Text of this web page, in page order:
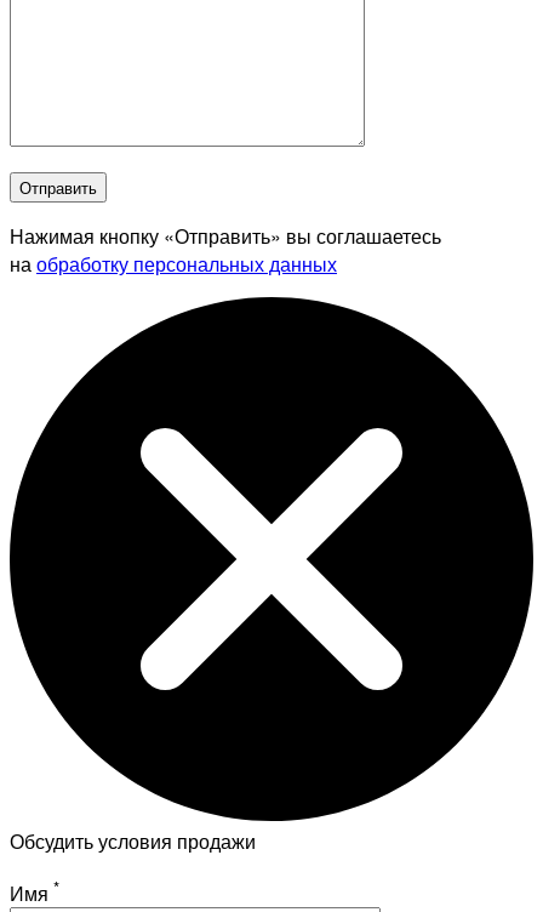
Отправить
Нажимая кнопку «Отправить» вы соглашаетесь
наобработку персональных данных
Обсудить условия продажи
Имя *